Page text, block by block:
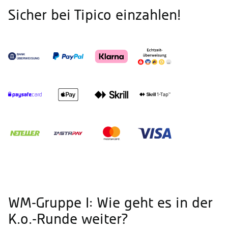
Sicher bei Tipico einzahlen!
WM-Gruppe I: Wie geht es in der
K.o.-Runde weiter?